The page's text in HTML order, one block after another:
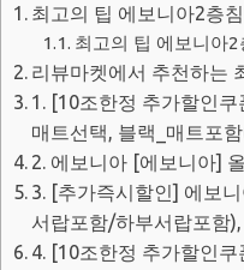
최고의 팁 에보니아2층
최고의 팁 에보니아
리뷰마켓에서 추천하는
1. [10조한정 추가할인
매트선택, 블랙_매트포
2. 에보니아 [에보니아]
3. [추가즉시할인] 에보
서랍포함/하부서랍포함
4. [10조한정 추가할인